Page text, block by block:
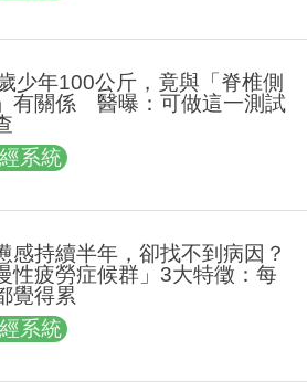
少年100公斤，竟與「脊椎側
有關係 醫曝：可做這一測試
系統
感持續半年，卻找不到病因？
性疲勞症候群」3大特徵：每
覺得累
系統